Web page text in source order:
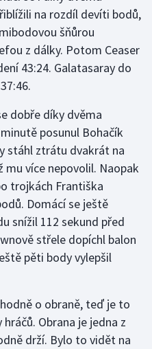
na rozdíl devíti bodů,
šňůrou
z dálky. Potom Ceaser
43:24. Galatasaray do
dobře díky dvěma
posunul Bohačík
stáhl ztrátu dvakrát na
mu více nepovolil. Naopak
trojkách Františka
Domácí se ještě
snížil 112 sekund před
střele dopíchl balon
pěti body vylepšil
o obraně, teď je to
Obrana je jedna z
drží. Bylo to vidět na